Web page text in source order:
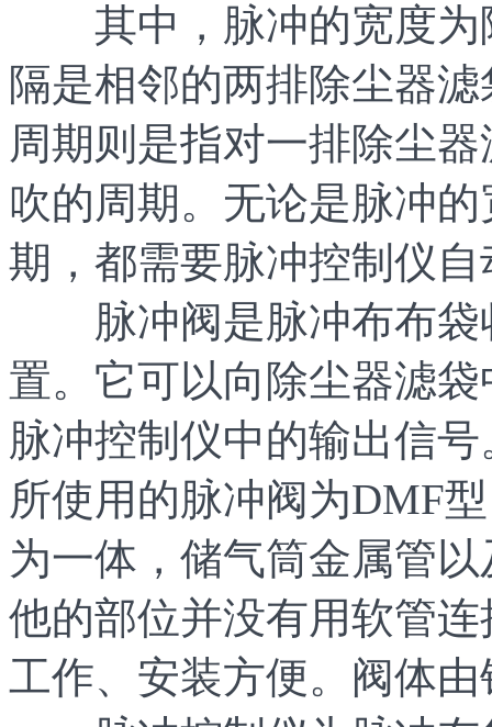
其中，脉冲的宽度为
隔是相邻的两排除尘器
周期则是指对一排除尘
吹的周期。无论是脉冲
期，都需要脉冲控制仪
脉冲阀是脉冲布布袋
置。它可以向除尘器滤
脉冲控制仪中的输出信
所使用的脉冲阀为DMF
为一体，储气筒金属管
他的部位并没有用软管
工作、安装方便。阀体